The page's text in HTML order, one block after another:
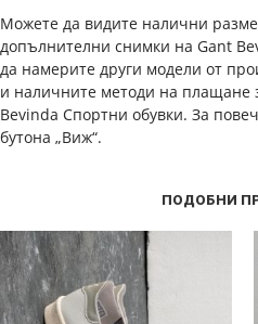
Можете да видите налични
допълнителни снимки на Gant
да намерите други модели от
и наличните методи на плащане
Bevinda Спортни обувки. За
бутона „Виж“.
ПОДОБНИ